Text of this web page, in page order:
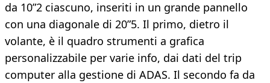
da 10”2 ciascuno, inseriti in un grande pannello
con una diagonale di 20”5. Il primo, dietro il
volante, è il quadro strumenti a grafica
personalizzabile per varie info, dai dati del trip
computer alla gestione di ADAS. Il secondo fa da